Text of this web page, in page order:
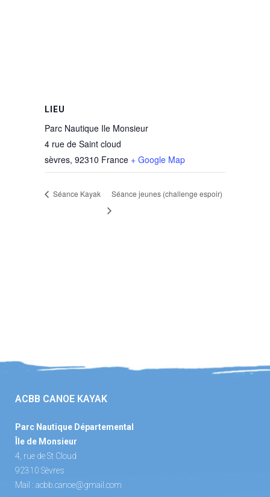
LIEU
Parc Nautique Ile Monsieur
4 rue de Saint cloud
sèvres, 92310 France + Google Map
Séance Kayak Séance jeunes (challenge espoir)
ACBB CANOE KAYAK
Parc Nautique Départemental
Île de Monsieur
4, rue de St Cloud
92310 Sèvres
Mail : acbb.canoe@gmail.com